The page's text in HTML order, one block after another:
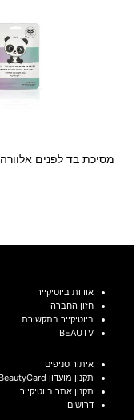
מסיכת בד לפנים אלוורה
אודות ביוטיקייר
חזון החברה
ביוטיקייר בתקשורת
BEAUTV
איתור סניפים
תקנון מועדון BeautyCard
תקנון אתר ביוטיקייר
דרושים